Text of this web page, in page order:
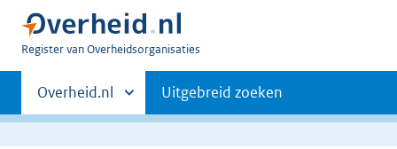
U
Register van Overheidsorganisaties
Primaire
navigatie
Andere
sites
Overheid.nl Uitgebreid zoeken